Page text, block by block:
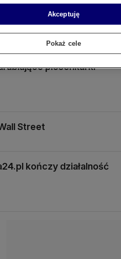
wydają nastolatki?
piosenkarki
Street
kończy działalność
Akceptuję
Pokaż cele